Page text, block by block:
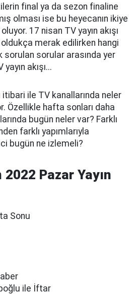
final ya da sezon finaline
olması ise bu heyecanın ikiye
17 nisan TV yayın akışı
merak edilirken hangi
sorulan sorular arasında yer
akışı...
ile TV kanallarında neler
Özellikle hafta sonları daha
bugün neler var? Farklı
farklı yapımlarıyla
bugün ne izlemeli?
Pazar Yayın
Sonu
ile İftar